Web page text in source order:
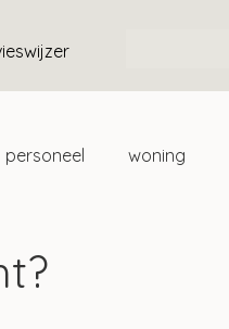
personeel woning